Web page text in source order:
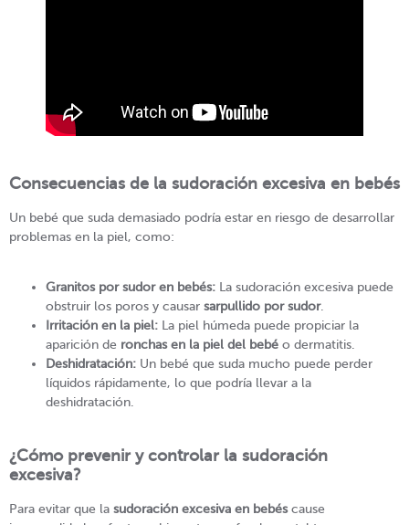
Consecuencias de la sudoración excesiva en bebés
Un bebé que suda demasiado podría estar en riesgo de desarrollar
problemas en la piel, como:
Granitos por sudor en bebés: La sudoración excesiva puede
obstruir los poros y causar sarpullido por sudor.
Irritación en la piel: La piel húmeda puede propiciar la
aparición de ronchas en la piel del bebé o dermatitis.
Deshidratación: Un bebé que suda mucho puede perder
líquidos rápidamente, lo que podría llevar a la
deshidratación.
¿Cómo prevenir y controlar la sudoración
excesiva?
Para evitar que la sudoración excesiva en bebéscause